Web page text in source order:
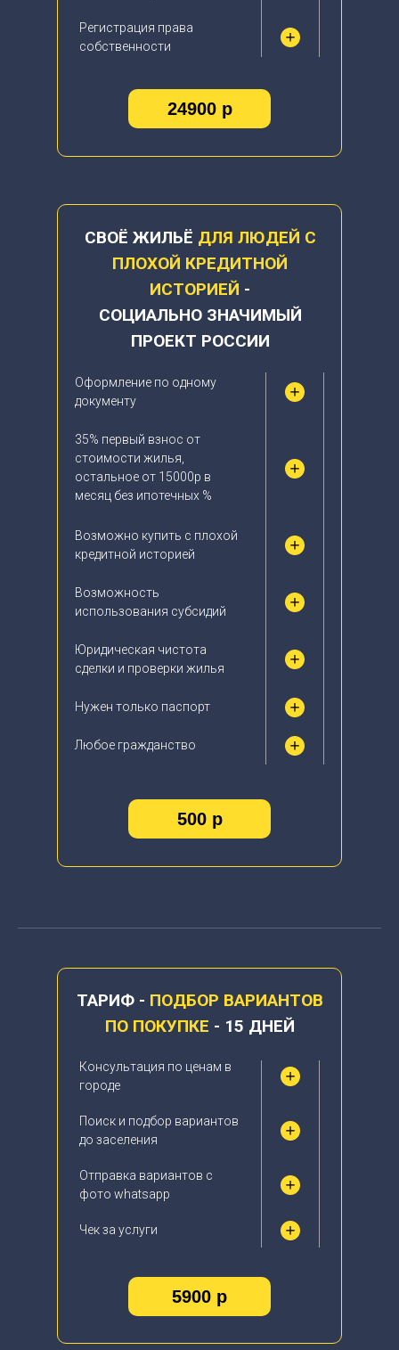
24900 р
Регистрация права
собственности
500 р
СВОЁ ЖИЛЬЁ ДЛЯ ЛЮДЕЙ С
ПЛОХОЙ КРЕДИТНОЙ
ИСТОРИЕЙ -
СОЦИАЛЬНО ЗНАЧИМЫЙ
ПРОЕКТ РОССИИ
Возможно купить с плохой
кредитной историей
Возможность
использования субсидий
Нужен только паспорт
Любое гражданство
Оформление по одному
документу
35% первый взнос от
стоимости жилья,
остальное от 15000р в
месяц без ипотечных %
Юридическая чистота
сделки и проверки жилья
5900 р
ТАРИФ - ПОДБОР ВАРИАНТОВ
ПО ПОКУПКЕ - 15 ДНЕЙ
Поиск и подбор вариантов
до заселения
Отправка вариантов с
фото whatsapp
Чек за услуги
Консультация по ценам в
городе